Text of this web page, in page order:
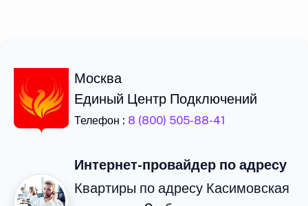
Москва
Единый Центр Подключений
Телефон : 8 (800) 505-88-41
Интернет-провайдер по адресу
Квартиры по адресу Касимовская